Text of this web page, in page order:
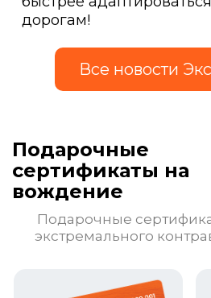
дорогам!
Подарочные
сертификаты на
вождение
Подарочные
экстремального